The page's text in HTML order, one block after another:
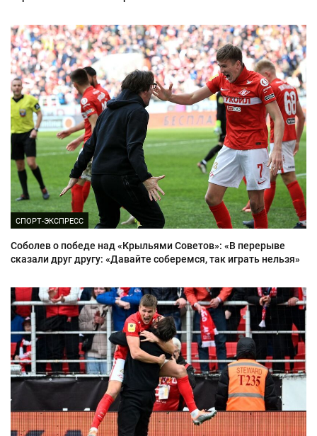
СПОРТ-ЭКСПРЕСС
Соболев о победе над «Крыльями Советов»: «В перерыве
сказали друг другу: «Давайте соберемся, так играть нельзя»